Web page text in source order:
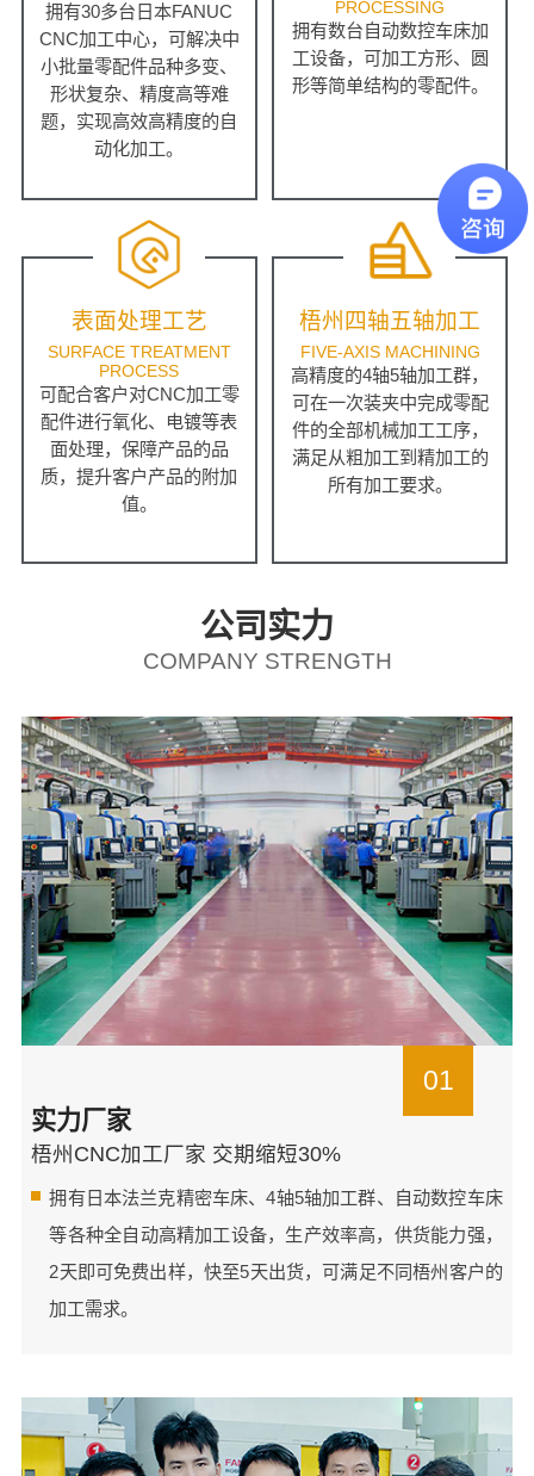
拥有30多台日本FANUC
CNC加工中心，可解决中
小批量零配件品种多变、
形状复杂、精度高等难
题，实现高效高精度的自
动化加工。
PROCESSING
拥有数台自动数控车床加
工设备，可加工方形、圆
形等简单结构的零配件。
表面处理工艺
SURFACE TREATMENT
PROCESS
可配合客户对CNC加工零
配件进行氧化、电镀等表
面处理，保障产品的品
质，提升客户产品的附加
值。
梧州四轴五轴加工
FIVE-AXIS MACHINING
高精度的4轴5轴加工群，
可在一次装夹中完成零配
件的全部机械加工工序，
满足从粗加工到精加工的
所有加工要求。
公司实力
COMPANY STRENGTH
01
实力厂家
梧州CNC加工厂家 交期缩短30%
拥有日本法兰克精密车床、4轴5轴加工群、自动数控车床
等各种全自动高精加工设备，生产效率高，供货能力强，
2天即可免费出样，快至5天出货，可满足不同梧州客户的
加工需求。